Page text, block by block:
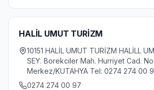
HALİL UMUT TURİZM
10151 HALİL UMUT TURİZM HALİLL
SEY. Borekciler Mah. Hurriyet Cad.
Merkez/KUTAHYA Tel: 0274 274 00
0274 274 00 97